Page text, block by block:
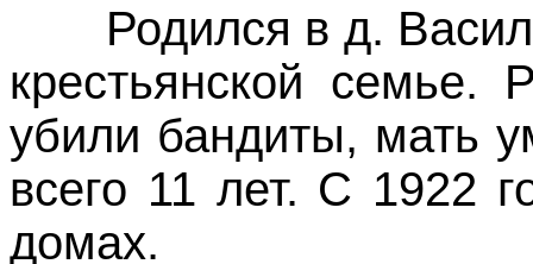
Родился в д.
крестьянской семье.
убили бандиты, мать
всего 11 лет. С 1922
домах.